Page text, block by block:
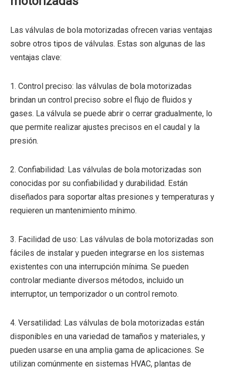
Las válvulas de bola motorizadas ofrecen varias ventajas
sobre otros tipos de válvulas. Estas son algunas de las
ventajas clave:
1. Control preciso: las válvulas de bola motorizadas
brindan un control preciso sobre el flujo de fluidos y
gases. La válvula se puede abrir o cerrar gradualmente, lo
que permite realizar ajustes precisos en el caudal y la
presión.
2. Confiabilidad: Las válvulas de bola motorizadas son
conocidas por su confiabilidad y durabilidad. Están
diseñados para soportar altas presiones y temperaturas y
requieren un mantenimiento mínimo.
3. Facilidad de uso: Las válvulas de bola motorizadas son
fáciles de instalar y pueden integrarse en los sistemas
existentes con una interrupción mínima. Se pueden
controlar mediante diversos métodos, incluido un
interruptor, un temporizador o un control remoto.
4. Versatilidad: Las válvulas de bola motorizadas están
disponibles en una variedad de tamaños y materiales, y
pueden usarse en una amplia gama de aplicaciones. Se
utilizan comúnmente en sistemas HVAC, plantas de